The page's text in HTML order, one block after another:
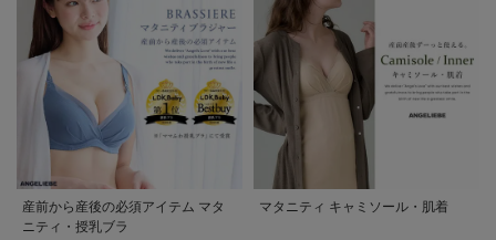
産前から産後の必須アイテム マタ
ニティ・授乳ブラ
マタニティ キャミソール・肌着